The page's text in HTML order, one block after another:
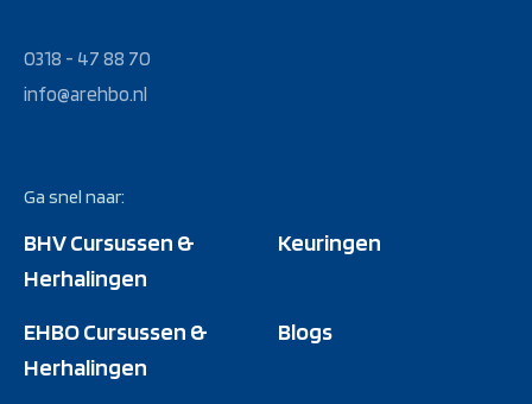
0318 - 47 88 70
info@arehbo.nl
Ga snel naar:
BHV Cursussen &
Herhalingen
Keuringen
EHBO Cursussen &
Herhalingen
Blogs